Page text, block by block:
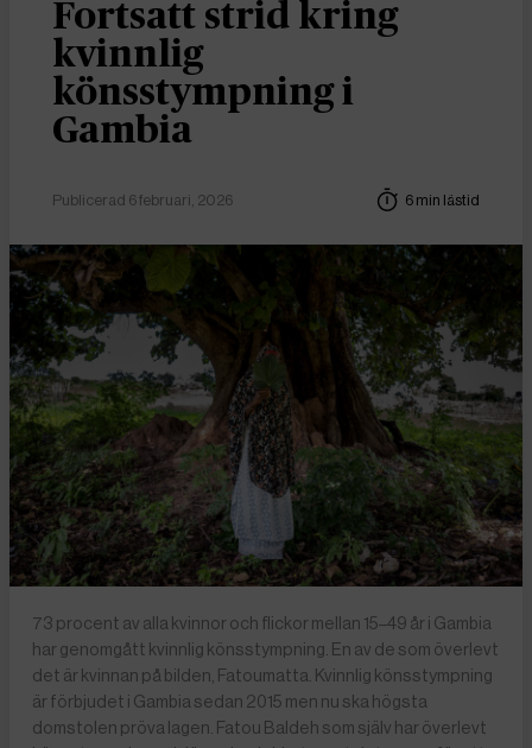
Fortsatt strid kring
kvinnlig
könsstympning i
Gambia
Publicerad 6 februari, 2026 6 min lästid
73 procent av alla kvinnor och flickor mellan 15–49 år i Gambia
har genomgått kvinnlig könsstympning. En av de som överlevt
det är kvinnan på bilden, Fatoumatta. Kvinnlig könsstympning
är förbjudet i Gambia sedan 2015 men nu ska högsta
domstolen pröva lagen. Fatou Baldeh som själv har överlevt